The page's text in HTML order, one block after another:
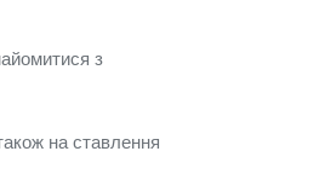
з
на ставлення